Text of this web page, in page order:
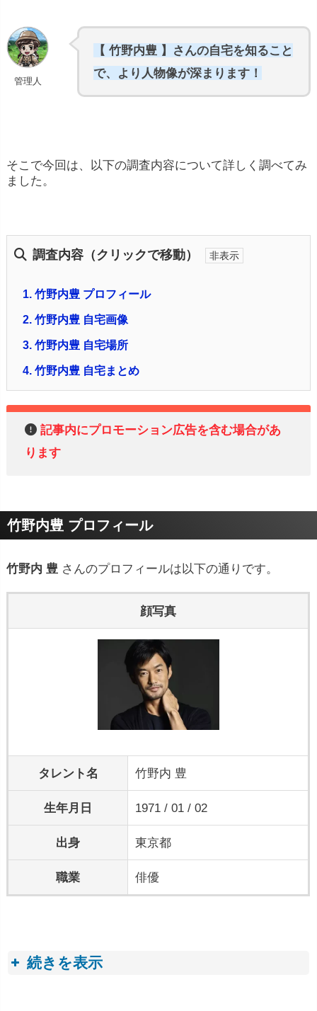
管理人
【 竹野内豊 】さんの自宅を知ること
で、より人物像が深まります！
そこで今回は、以下の調査内容について詳しく調べてみ
ました。
調査内容（クリックで移動）
1. 竹野内豊 プロフィール
2. 竹野内豊 自宅画像
3. 竹野内豊 自宅場所
4. 竹野内豊 自宅まとめ
記事内にプロモーション広告を含む場合があ
ります
竹野内豊 プロフィール
竹野内 豊 さんのプロフィールは以下の通りです。
顔写真
タレント名 竹野内 豊
生年月日 1971 / 01 / 02
出身 東京都
職業 俳優
続きを表示